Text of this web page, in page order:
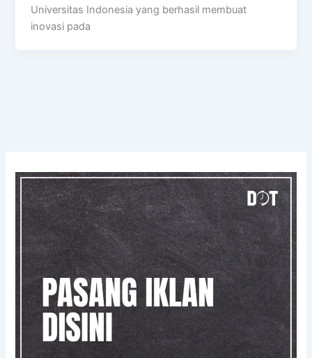
Universitas Indonesia yang berhasil membuat
inovasi pada